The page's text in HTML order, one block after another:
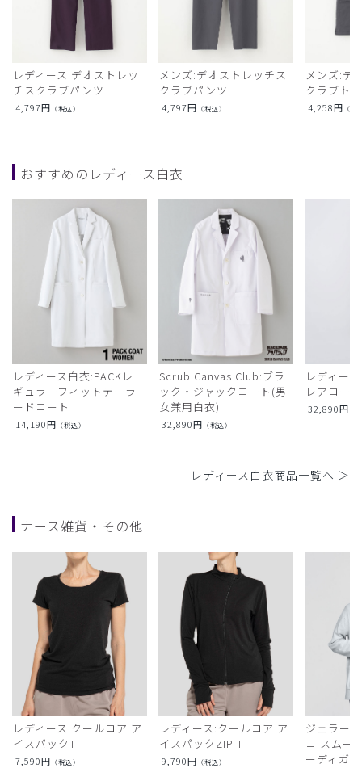
レディース:デオストレッ
チスクラブパンツ
4,797円 （税込）
メンズ:デオストレッチス
クラブパンツ
4,797円 （税込）
メンズ:デ
クラブト
4,258円 （税
おすすめのレディース白衣
レディース白衣:PACKレ
ギュラーフィットテーラ
ードコート
14,190円 （税込）
Scrub Canvas Club:ブラ
ック・ジャックコート(男
女兼用白衣)
32,890円 （税込）
レディー
レアコート
32,890円
レディース白衣商品一覧へ ＞
ナース雑貨・その他
レディース:クールコア ア
イスパックT
7,590円 （税込）
レディース:クールコア ア
イスパックZIP T
9,790円 （税込）
ジェラー
コ:スムー
ーディガン